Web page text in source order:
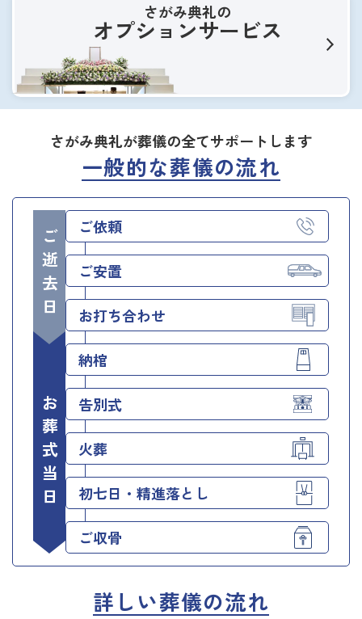
さがみ典礼の
オプションサービス
さがみ典礼が葬儀の全てサポートします
一般的な葬儀の流れ
ご逝去日 ご依頼
ご安置
お打ち合わせ
お葬式当日
納棺
告別式
火葬
初七日・精進落とし
ご収骨
詳しい葬儀の流れ